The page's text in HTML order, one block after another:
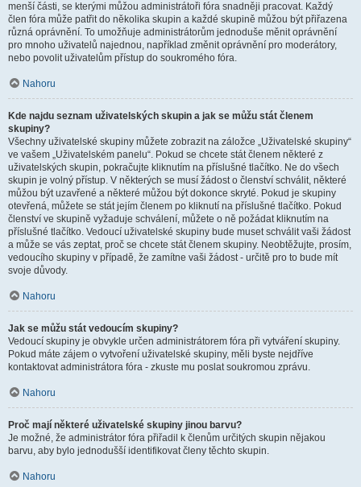
menší části, se kterými můžou administrátoři fóra snadněji pracovat. Každý
člen fóra může patřit do několika skupin a každé skupině můžou být přiřazena
různá oprávnění. To umožňuje administrátorům jednoduše měnit oprávnění
pro mnoho uživatelů najednou, například změnit oprávnění pro moderátory,
nebo povolit uživatelům přístup do soukromého fóra.
Nahoru
Kde najdu seznam uživatelských skupin a jak se můžu stát členem
skupiny?
Všechny uživatelské skupiny můžete zobrazit na záložce „Uživatelské skupiny“
ve vašem „Uživatelském panelu“. Pokud se chcete stát členem některé z
uživatelských skupin, pokračujte kliknutím na příslušné tlačítko. Ne do všech
skupin je volný přístup. V některých se musí žádost o členství schválit, některé
můžou být uzavřené a některé můžou být dokonce skryté. Pokud je skupiny
otevřená, můžete se stát jejím členem po kliknutí na příslušné tlačítko. Pokud
členství ve skupině vyžaduje schválení, můžete o ně požádat kliknutím na
příslušné tlačítko. Vedoucí uživatelské skupiny bude muset schválit vaši žádost
a může se vás zeptat, proč se chcete stát členem skupiny. Neobtěžujte, prosím,
vedoucího skupiny v případě, že zamítne vaši žádost - určitě pro to bude mít
svoje důvody.
Nahoru
Jak se můžu stát vedoucím skupiny?
Vedoucí skupiny je obvykle určen administrátorem fóra při vytváření skupiny.
Pokud máte zájem o vytvoření uživatelské skupiny, měli byste nejdříve
kontaktovat administrátora fóra - zkuste mu poslat soukromou zprávu.
Nahoru
Proč mají některé uživatelské skupiny jinou barvu?
Je možné, že administrátor fóra přiřadil k členům určitých skupin nějakou
barvu, aby bylo jednodušší identifikovat členy těchto skupin.
Nahoru